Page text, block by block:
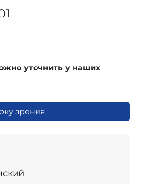
уточнить у наших
зрения